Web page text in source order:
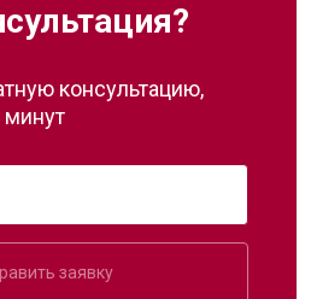
консультацию,
минут
заявку